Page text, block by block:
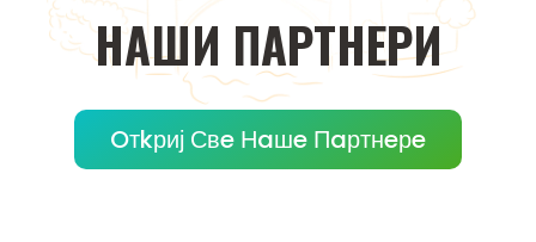
НAШИ ПAРТНEРИ
Oтkриј Свe Нaшe Пaртнeрe